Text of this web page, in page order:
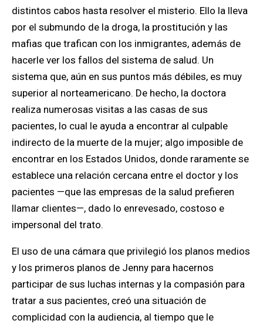
distintos cabos hasta resolver el misterio. Ello la lleva
por el submundo de la droga, la prostitución y las
mafias que trafican con los inmigrantes, además de
hacerle ver los fallos del sistema de salud. Un
sistema que, aún en sus puntos más débiles, es muy
superior al norteamericano. De hecho, la doctora
realiza numerosas visitas a las casas de sus
pacientes, lo cual le ayuda a encontrar al culpable
indirecto de la muerte de la mujer; algo imposible de
encontrar en los Estados Unidos, donde raramente se
establece una relación cercana entre el doctor y los
pacientes —que las empresas de la salud prefieren
llamar clientes—, dado lo enrevesado, costoso e
impersonal del trato.
El uso de una cámara que privilegió los planos medios
y los primeros planos de Jenny para hacernos
participar de sus luchas internas y la compasión para
tratar a sus pacientes, creó una situación de
complicidad con la audiencia, al tiempo que le